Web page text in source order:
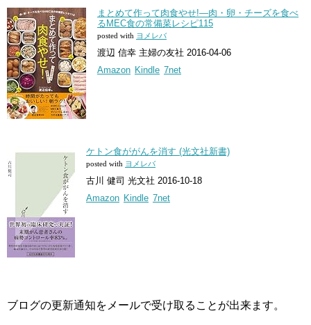
まとめて作って肉食やせ!―肉・卵・チーズを食べ
るMEC食の常備菜レシピ115
posted with ヨメレバ
渡辺 信幸 主婦の友社 2016-04-06
Amazon Kindle 7net
ケトン食ががんを消す (光文社新書)
posted with ヨメレバ
古川 健司 光文社 2016-10-18
Amazon Kindle 7net
ブログの更新通知をメールで受け取ることが出来ます。